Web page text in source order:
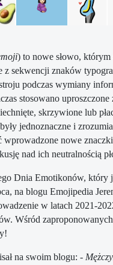
) to nowe słowo, którym
z sekwencji znaków
podczas wymiany
stosowano uproszczone
skrzywione lub
jednoznaczne i
wprowadzone nowe
nad ich neutralnością
Dnia Emotikonów, który
na blogu Emojipedia
w latach 2021-
Wśród
na swoim blogu: -